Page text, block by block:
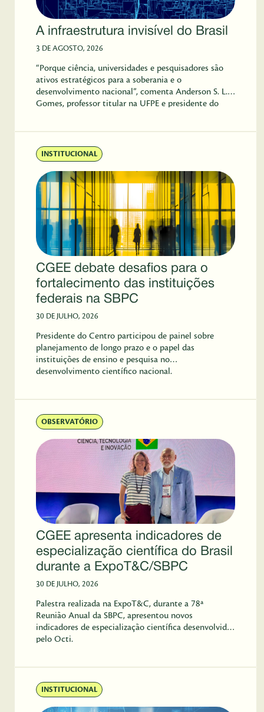
A infraestrutura invisível do Brasil
3 DE AGOSTO, 2026
“Porque ciência, universidades e pesquisadores são
ativos estratégicos para a soberania e o
desenvolvimento nacional”, comenta Anderson S. L.
Gomes, professor titular na UFPE e presidente do
INSTITUCIONAL
CGEE debate desafios para o
fortalecimento das instituições
federais na SBPC
30 DE JULHO, 2026
Presidente do Centro participou de painel sobre
planejamento de longo prazo e o papel das
instituições de ensino e pesquisa no
desenvolvimento científico nacional.
OBSERVATÓRIO
CGEE apresenta indicadores de
especialização científica do Brasil
durante a ExpoT&C/SBPC
30 DE JULHO, 2026
Palestra realizada na ExpoT&C, durante a 78ª
Reunião Anual da SBPC, apresentou novos
indicadores de especialização científica desenvolvidos
pelo Octi.
INSTITUCIONAL